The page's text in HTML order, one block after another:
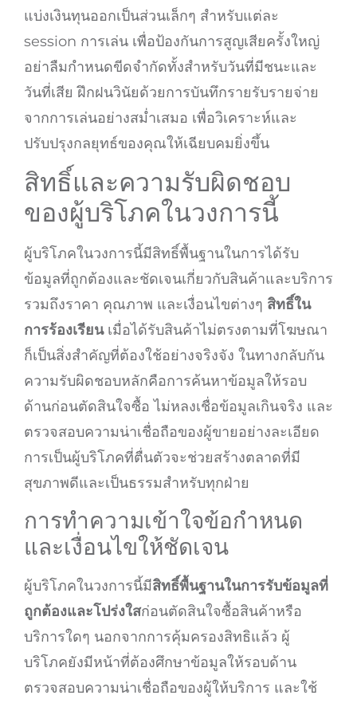
แบ่งเงินทุนออกเป็นส่วนเล็กๆ สำหรับแต่ละ
session การเล่น เพื่อป้องกันการสูญเสียครั้งใหญ่
อย่าลืมกำหนดขีดจำกัดทั้งสำหรับวันที่มีชนะและ
วันที่เสีย ฝึกฝนวินัยด้วยการบันทึกรายรับรายจ่าย
จากการเล่นอย่างสม่ำเสมอ เพื่อวิเคราะห์และ
ปรับปรุงกลยุทธ์ของคุณให้เฉียบคมยิ่งขึ้น
สิทธิ์และความรับผิดชอบ
ของผู้บริโภคในวงการนี้
ผู้บริโภคในวงการนี้มีสิทธิ์พื้นฐานในการได้รับ
ข้อมูลที่ถูกต้องและชัดเจนเกี่ยวกับสินค้าและบริการ
รวมถึงราคา คุณภาพ และเงื่อนไขต่างๆ สิทธิ์ใน
การร้องเรียนเมื่อได้รับสินค้าไม่ตรงตามที่โฆษณา
ก็เป็นสิ่งสำคัญที่ต้องใช้อย่างจริงจัง ในทางกลับกัน
ความรับผิดชอบหลักคือการค้นหาข้อมูลให้รอบ
ด้านก่อนตัดสินใจซื้อ ไม่หลงเชื่อข้อมูลเกินจริง และ
ตรวจสอบความน่าเชื่อถือของผู้ขายอย่างละเอียด
การเป็นผู้บริโภคที่ตื่นตัวจะช่วยสร้างตลาดที่มี
สุขภาพดีและเป็นธรรมสำหรับทุกฝ่าย
การทำความเข้าใจข้อกำหนด
และเงื่อนไขให้ชัดเจน
ผู้บริโภคในวงการนี้มีสิทธิ์พื้นฐานในการรับข้อมูลที่
ถูกต้องและโปร่งใสก่อนตัดสินใจซื้อสินค้าหรือ
บริการใดๆ นอกจากการคุ้มครองสิทธิแล้ว ผู้
บริโภคยังมีหน้าที่ต้องศึกษาข้อมูลให้รอบด้าน
ตรวจสอบความน่าเชื่อถือของผู้ให้บริการ และใช้